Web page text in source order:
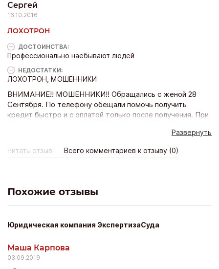
Сергей
16.10.2016
ЛОХОТРОН
ДОСТОИНCТВА:
Профессионально наебывают людей
НЕДОСТАТКИ:
ЛОХОТРОН, МОШЕННИКИ
ВНИМАНИЕ!! МОШЕННИКИ!! Обращались с женой 28
Сентября. По телефону обещали помочь получить
кредит быстро и с оплатой только после получения. При
грудь что все устроит, у него все банки свои и т.д. В
общем поверили, хотя по виду жулик жуликом, не
приятно общаться было совершенно, заплатили денег в
возвращать отказались в достаточно грубой форме.
Сейчас ищем пострадавших от них для подачи
коллективного иска. Люди, не обращайтесь к ним ни
Развернуть
Читать отзыв Всего комментариев к отзыву (0)
Похожие отзывы
Юридическая компания ЭкспертизаСуда
Маша Карпова
03.09.2019